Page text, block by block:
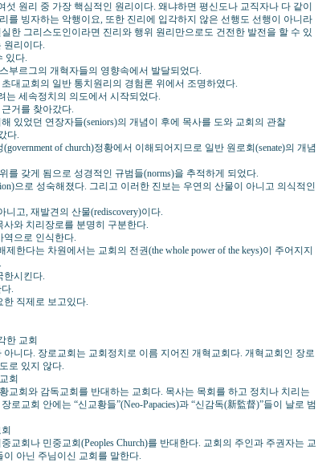
원리 중 가장 핵심적인 원리이다. 왜냐하면 평신도나 교직자나 다 같이
를 빙자하는 악행이요, 또한 진리에 입각하지 않은 선행도 선행이 아니라
한 그리스도인이라면 진리와 행위 원리만으로도 건전한 발전을 할 수 있
원리이다.
있다.
부르그의 개혁자들의 영향속에서 발달되었다.
대교회의 일반 통치원리의 경험론 위에서 조명하였다.
세속정치의 의도에서 시작되었다.
거를 찾아갔다.
있었던 연장자들(seniors)의 개념이 후에 목사를 도와 교회의 관찰
다.
of church)정황에서 이해되어지므로 일반 원로회(senate)의 개념
갖게 됨으로 성경적인 규범들(norms)을 추적하게 되었다.
으로 성숙해졌다. 그리고 이러한 진보는 우연의 산물이 아니고 의식적인
고, 재발견의 산물(rediscovery)이다.
와 치리장로를 분명히 구분한다.
으로 인식한다.
한다는 차원에서는 교회의 전권(the whole power of the keys)이 주어지지
한시킨다.
.
직제로 보고있다.
한 교회
니다. 장로교회는 교회정치로 이름 지어진 개혁교회다. 개혁교회인 장로
로 있지 않다.
회
교회와 감독교회를 반대하는 교회다. 목사는 목회를 하고 정치나 치리는
교회 안에는 “신교황들”(Neo-Papacies)과 “신감독(新監督)”들이 날로 범
교회나 민중교회(Peoples Church)를 반대한다. 교회의 주인과 주권자는 교
아닌 주님이신 교회를 말한다.